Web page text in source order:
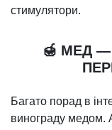
стимулятори.
🍯 МЕД
Багато порад в
винограду медом.